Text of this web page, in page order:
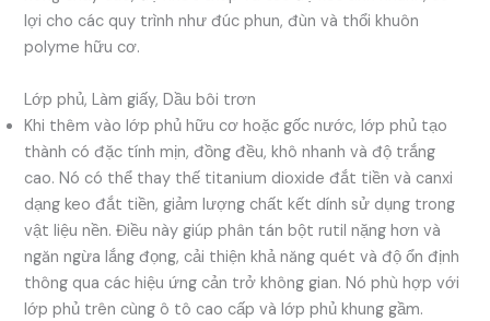
lợi cho các quy trình như đúc phun, đùn và thổi khuôn
polyme hữu cơ.
Lớp phủ, Làm giấy, Dầu bôi trơn
Khi thêm vào lớp phủ hữu cơ hoặc gốc nước, lớp phủ tạo
thành có đặc tính mịn, đồng đều, khô nhanh và độ trắng
cao. Nó có thể thay thế titanium dioxide đắt tiền và canxi
dạng keo đắt tiền, giảm lượng chất kết dính sử dụng trong
vật liệu nền. Điều này giúp phân tán bột rutil nặng hơn và
ngăn ngừa lắng đọng, cải thiện khả năng quét và độ ổn định
thông qua các hiệu ứng cản trở không gian. Nó phù hợp với
lớp phủ trên cùng ô tô cao cấp và lớp phủ khung gầm.